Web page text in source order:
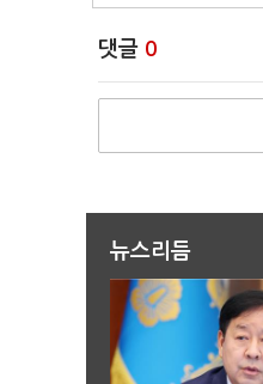
댓글 0
뉴스리듬